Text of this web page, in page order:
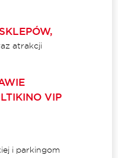
atrakcji
VIP
i parkingom